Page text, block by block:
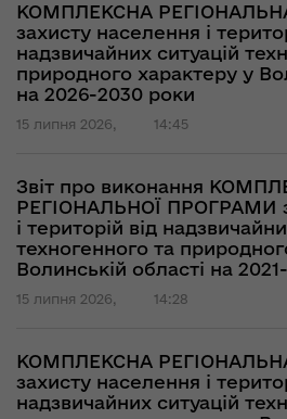
КОМПЛЕКСНА
захисту населення і
надзвичайних ситуацій
природного характеру у
на 2026-2030 роки
15 липня 2026, 14:45
Звіт про виконання
РЕГІОНАЛЬНОЇ ПРОГРАМИ
і територій від
техногенного та
Волинській області на
15 липня 2026, 14:28
КОМПЛЕКСНА
захисту населення і
надзвичайних ситуацій